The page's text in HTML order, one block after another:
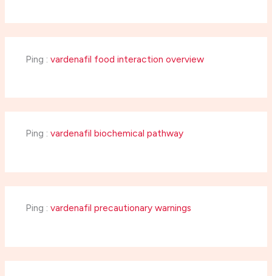
Ping : vardenafil food interaction overview
Ping : vardenafil biochemical pathway
Ping : vardenafil precautionary warnings